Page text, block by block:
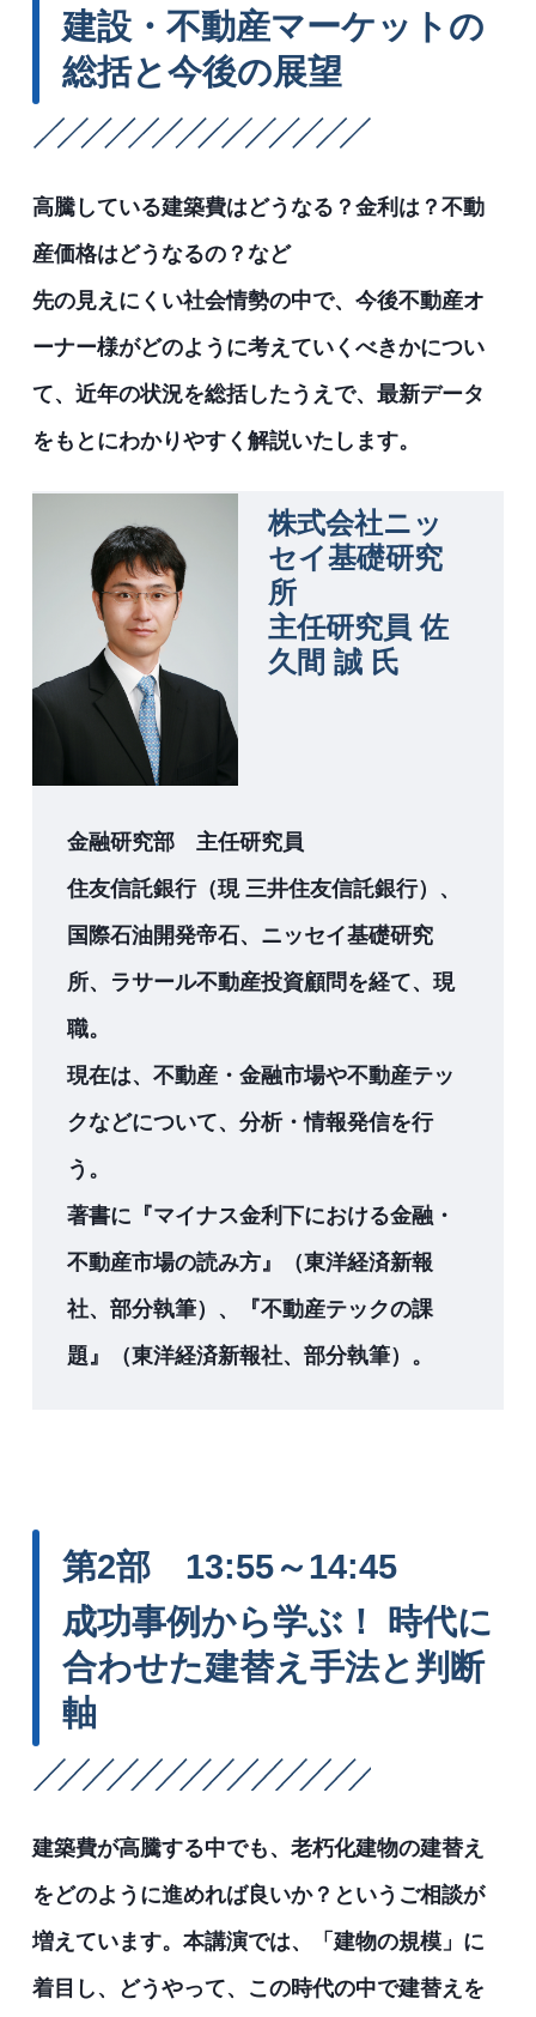
建設・不動産マーケットの
総括と今後の展望
高騰している建築費はどうなる？金利は？不動
産価格はどうなるの？など
先の見えにくい社会情勢の中で、今後不動産オ
ーナー様がどのように考えていくべきかについ
て、近年の状況を総括したうえで、最新データ
をもとにわかりやすく解説いたします。
株式会社ニッ
セイ基礎研究
所
主任研究員 佐
久間 誠 氏
金融研究部 主任研究員
住友信託銀行（現 三井住友信託銀行）、
国際石油開発帝石、ニッセイ基礎研究
所、ラサール不動産投資顧問を経て、現
職。
現在は、不動産・金融市場や不動産テッ
クなどについて、分析・情報発信を行
う。
著書に『マイナス金利下における金融・
不動産市場の読み方』（東洋経済新報
社、部分執筆）、『不動産テックの課
題』（東洋経済新報社、部分執筆）。
第2部 13:55～14:45
成功事例から学ぶ！ 時代に
合わせた建替え手法と判断
軸
建築費が高騰する中でも、老朽化建物の建替え
をどのように進めれば良いか？というご相談が
増えています。本講演では、「建物の規模」に
着目し、どうやって、この時代の中で建替えを